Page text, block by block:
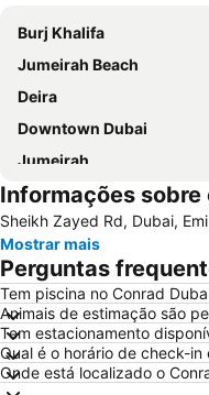
Burj Khalifa
Jumeirah Beach
Deira
Downtown Dubai
Jumeirah
Dubai World Trade
Business Bay
Deira City Centre Metro
Deira City Center Mall
Bur Dubai
Dubai Metro
GULFOOD EXHIBITION
Informações sobre
Sheikh Zayed Rd, Dubai,
Mostrar mais
Perguntas
Tem piscina no Conrad
Animais de estimação são
Tem estacionamento
Qual é o horário de check-
Onde está localizado o